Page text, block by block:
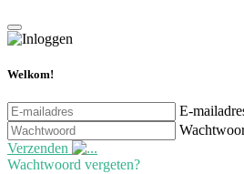
Welkom!
E-
Verzenden
Wachtwoord vergeten?